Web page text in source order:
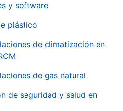
y software
plástico
de climatización en
de gas natural
de seguridad y salud en